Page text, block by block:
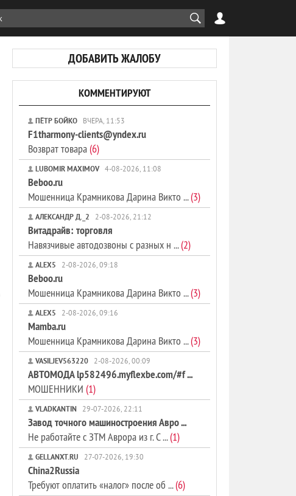
ДОБАВИТЬ ЖАЛОБУ
КОММЕНТИРУЮТ
ПЁТР БОЙКО ВЧЕРА, 11:53
F1tharmony-clients@yndex.ru
Возврат товара(6)
LUBOMIR MAXIMOV 4-08-2026, 11:08
Beboo.ru
Мошенница Крамникова Дарина Викто ...(3)
АЛЕКСАНДР Д._2 2-08-2026, 21:12
Витадрайв: торговля
Навязчивые автодозвоны с разных н ...(2)
ALEX5 2-08-2026, 09:18
Beboo.ru
Мошенница Крамникова Дарина Викто ...(3)
ALEX5 2-08-2026, 09:16
Mamba.ru
Мошенница Крамникова Дарина Викто ...(3)
VASILJEV563220 2-08-2026, 00:09
АВТОМОДА lp582496.myflexbe.com/#f ...
МОШЕННИКИ (1)
VLADKANTIN 29-07-2026, 22:11
Завод точного машиностроения Авро ...
Не работайте с ЗТМ Аврора из г. С ...(1)
GELLANXT.RU 27-07-2026, 19:30
China2Russia
Требуют оплатить «налог» после об ...(6)